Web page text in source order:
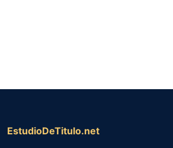
EstudioDeTitulo.net